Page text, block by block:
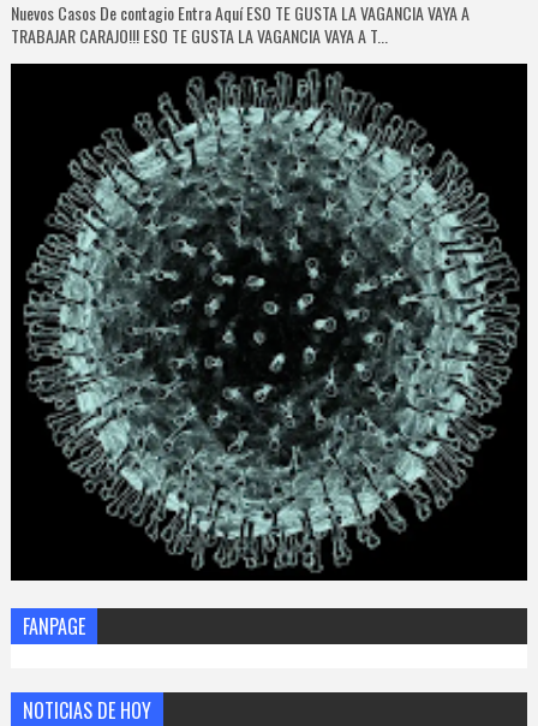
Nuevos Casos De contagio Entra Aquí ESO TE GUSTA LA VAGANCIA VAYA A
TRABAJAR CARAJO!!! ESO TE GUSTA LA VAGANCIA VAYA A T...
FANPAGE
NOTICIAS DE HOY